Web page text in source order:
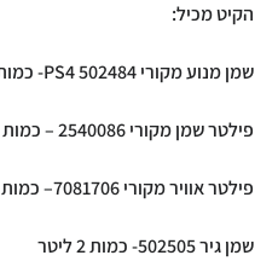
הקיט מכיל:
שמן מנוע מקורי 502484 PS4- כמות 2
פילטר שמן מקורי 2540086 – כמות 1
פילטר אוויר מקורי7081706– כמות 1
שמן גיר 502505- כמות 2 ליטר